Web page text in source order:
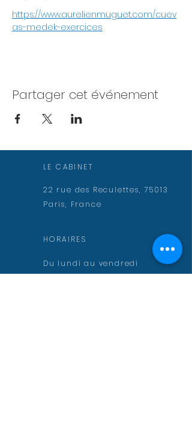
https://www.aurelienmuguet.com/cuev
as-medek-exercices
Partager cet événement
LE CABINET
22 rue des Reculettes, 75013
Paris, France
HORAIRES
Du lundi au vendredi